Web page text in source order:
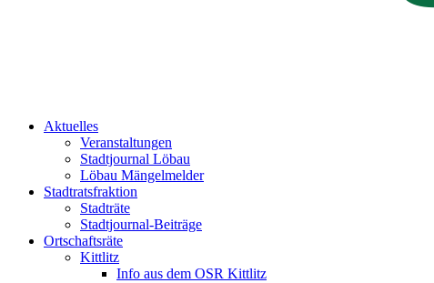
Aktuelles
Veranstaltungen
Stadtjournal Löbau
Löbau Mängelmelder
Stadtratsfraktion
Stadträte
Stadtjournal-Beiträge
Ortschaftsräte
Kittlitz
Info aus dem OSR Kittlitz